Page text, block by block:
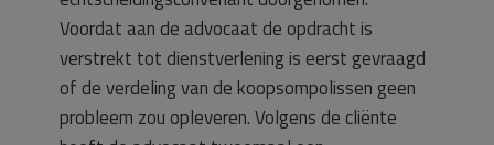
Voordat aan de advocaat de opdracht is
verstrekt tot dienstverlening is eerst gevraagd
of de verdeling van de koopsompolissen geen
probleem zou opleveren. Volgens de cliënte